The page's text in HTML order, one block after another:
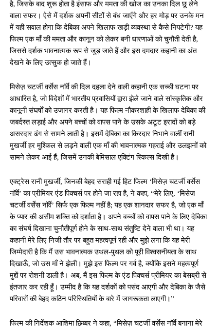
है, जिसके बाद शुरू होता है इंसाफ और ममता की खोज का उनका दिल छू लेने
वाला सफर। ऐसे में दर्शक अपनी सीटों से बंध जाएँगे और हर मोड़ पर उनके मन
में यही सवाल होगा कि देबिका अपने खिलाफ खड़ी व्यवस्था से कैसे निपटेगी? यह
फिल्म एक माँ की ममता और कानून को लेकर बनी धारणाओं को चुनौती देती है,
जिससे दर्शक भावनात्मक रूप से जुड़ जाते हैं और इस दमदार कहानी का अंत
देखने के लिए उत्सुक हो जाते हैं।
मिसेज़ चटर्जी वर्सेस नॉर्वे की दिल दहला देने वाली कहानी एक सच्ची घटना पर
आधारित है, जो विदेशों में भारतीय प्रवासियों द्वारा झेले जाने वाले सांस्कृतिक और
कानूनी संघर्षों को उजागर करती है। यह फिल्म नौकरशाही के खिलाफ देबिका की
जबर्दस्त लड़ाई और अपने बच्चों को वापस पाने के उसके अटूट इरादों को बड़े
असरदार ढंग से सामने लाती है। इसमें देबिका का किरदार निभाने वालीं रानी
मुखर्जी हर मुश्किल से लड़ने वाली एक माँ की भावनात्मक गहराई और उलझनों को
सामने लेकर आई हैं, जिसमें उनकी बेमिसाल एक्टिंग स्किल्स दिखी हैं।
एक्ट्रेस रानी मुखर्जी, जिनकी बेहद सराही गई हिट फिल्म ‘मिसेज़ चटर्जी वर्सेस
नॉर्वे’ का प्रीमियर एंड पिक्चर्स पर होने जा रहा है, ने कहा, “मेरे लिए, ‘मिसेज़
चटर्जी वर्सेस नॉर्वे’ सिर्फ एक फिल्म नहीं है; यह एक शानदार सफर है, जो एक माँ
के प्यार की असीम शक्ति को दर्शाता है। अपने बच्चों को वापस पाने के लिए देबिका
का संघर्ष दिखाना चुनौतीपूर्ण होने के साथ-साथ संतुष्टि देने वाला भी था। यह
कहानी मेरे लिए निजी तौर पर बहुत महत्वपूर्ण रही और मुझे लगा कि यह मेरी
जिम्मेदारी है कि मैं उस भावनात्मक उथल-पुथल को पूरी विश्वसनीयता के साथ
दिखाऊँ, जो उस माँ ने झेली। मुझे इस फिल्म पर गर्व है, क्योंकि इसने महत्वपूर्ण
मुद्दों पर रोशनी डाली है। अब, मैं इस फिल्म के एंड पिक्चर्स प्रीमियर का बेसब्री से
इंतजार कर रही हूँ। उम्मीद है कि यह दर्शकों को पसंद आएगी और देबिका के जैसे
परिवारों की बेहद कठिन परिस्थितियों के बारे में जागरूकता लाएगी।”
फिल्म की निर्देशक आशिमा छिब्बर ने कहा, “मिसेज़ चटर्जी वर्सेस नॉर्वे बनाना मेरे